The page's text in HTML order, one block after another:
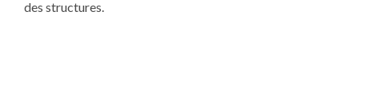
des structures.